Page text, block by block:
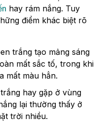
hay rám nắng. Tuy
điểm khác biệt rõ
trắng tạo mảng sáng
mất sắc tố, trong khi
mất màu hẳn.
hay gặp ở vùng
lại thường thấy ở
trời nhiều.